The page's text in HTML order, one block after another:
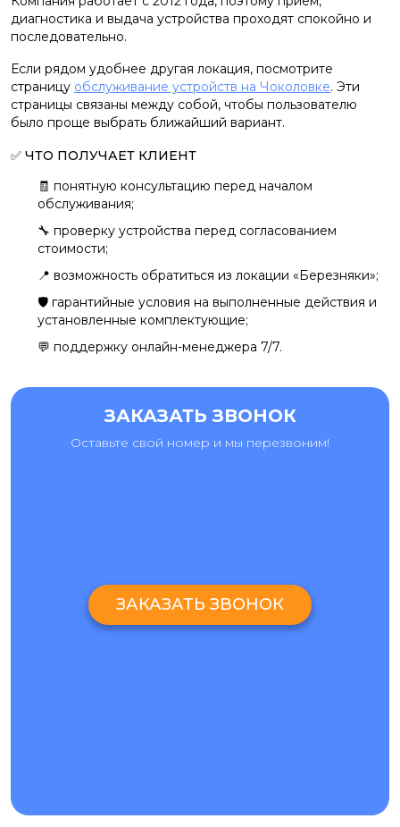
диагностика и выдача устройства проходят спокойно и
последовательно.
Если рядом удобнее другая локация, посмотрите
страницу обслуживание устройств на Чоколовке. Эти
страницы связаны между собой, чтобы пользователю
было проще выбрать ближайший вариант.
✅ ЧТО ПОЛУЧАЕТ КЛИЕНТ
🧾 понятную консультацию перед началом
обслуживания;
🔧 проверку устройства перед согласованием
стоимости;
📍 возможность обратиться из локации «Березняки»;
🛡️ гарантийные условия на выполненные действия и
установленные комплектующие;
💬 поддержку онлайн-менеджера 7/7.
ЗАКАЗАТЬ ЗВОНОК
Оставьте свой номер и мы перезвоним!
ЗАКАЗАТЬ ЗВОНОК